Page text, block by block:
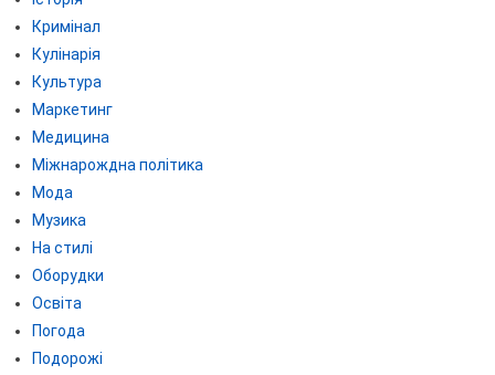
Кримінал
Кулінарія
Культура
Маркетинг
Медицина
Міжнарождна політика
Мода
Музика
На стилі
Оборудки
Освіта
Погода
Подорожі